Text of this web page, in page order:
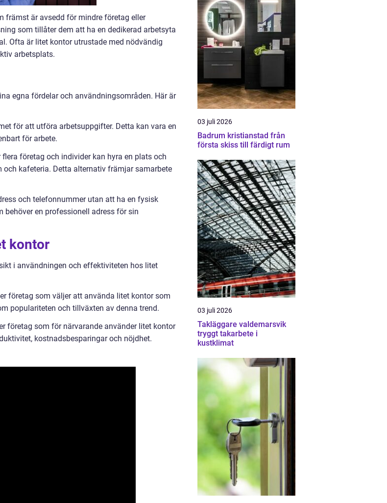
främst är avsedd för mindre företag eller
som tillåter dem att ha en dedikerad arbetsyta
Ofta är litet kontor utrustade med nödvändig
arbetsplats.
egna fördelar och användningsområden. Här är
för att utföra arbetsuppgifter. Detta kan vara en
för arbete.
företag och individer kan hyra en plats och
kafeteria. Detta alternativ främjar samarbete
och telefonnummer utan att ha en fysisk
en professionell adress för sin
kontor
i användningen och effektiviteten hos litet
företag som väljer att använda litet kontor som
populariteten och tillväxten av denna trend.
företag som för närvarande använder litet kontor
kostnadsbesparingar och nöjdhet.
03 juli 2026
Badrum kristianstad från
första skiss till färdigt rum
03 juli 2026
Takläggare valdemarsvik
tryggt takarbete i
kustklimat